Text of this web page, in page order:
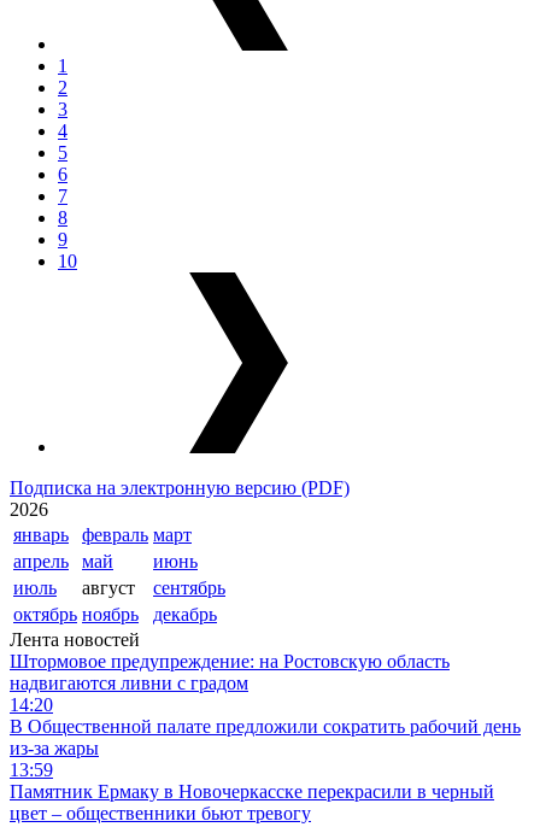
1
2
3
4
5
6
7
8
9
10
Подписка на электронную версию (PDF)
2026
январь
февраль март
апрель
май
июнь
июль
август
сентябрь
октябрь ноябрь
декабрь
Лента новостей
Штормовое предупреждение: на Ростовскую область
надвигаются ливни с градом
14:20
В Общественной палате предложили сократить рабочий день
из-за жары
13:59
Памятник Ермаку в Новочеркасске перекрасили в черный
цвет – общественники бьют тревогу